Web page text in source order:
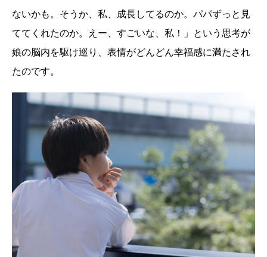
ないかも。そうか、私、成長してるのか。パパずっと見
ててくれたのか。えー、すごいな、私！」という思考が
娘の脳内を駆け巡り、表情がどんどん幸福感に満たされ
たのです。